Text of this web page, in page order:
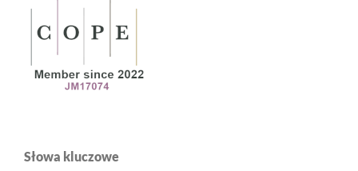
Słowa kluczowe